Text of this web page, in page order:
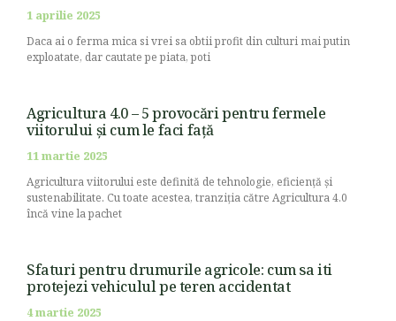
1 aprilie 2025
Daca ai o ferma mica si vrei sa obtii profit din culturi mai putin
exploatate, dar cautate pe piata, poti
Agricultura 4.0 – 5 provocări pentru fermele
viitorului și cum le faci față
11 martie 2025
Agricultura viitorului este definită de tehnologie, eficiență și
sustenabilitate. Cu toate acestea, tranziția către Agricultura 4.0
încă vine la pachet
Sfaturi pentru drumurile agricole: cum sa iti
protejezi vehiculul pe teren accidentat
4 martie 2025